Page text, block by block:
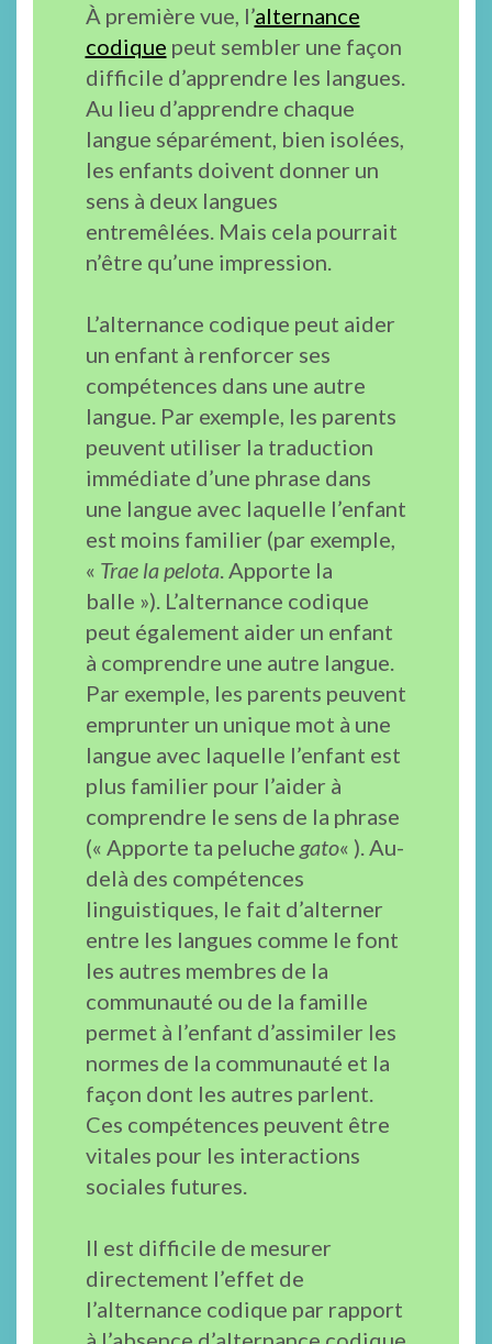
À première vue, l’alternance
codique peut sembler une façon
difficile d’apprendre les langues.
Au lieu d’apprendre chaque
langue séparément, bien isolées,
les enfants doivent donner un
sens à deux langues
entremêlées. Mais cela pourrait
n’être qu’une impression.
L’alternance codique peut aider
un enfant à renforcer ses
compétences dans une autre
langue. Par exemple, les parents
peuvent utiliser la traduction
immédiate d’une phrase dans
une langue avec laquelle l’enfant
est moins familier (par exemple,
« Trae la pelota. Apporte la
balle »). L’alternance codique
peut également aider un enfant
à comprendre une autre langue.
Par exemple, les parents peuvent
emprunter un unique mot à une
langue avec laquelle l’enfant est
plus familier pour l’aider à
comprendre le sens de la phrase
(« Apporte ta peluche gato« ). Au-
delà des compétences
linguistiques, le fait d’alterner
entre les langues comme le font
les autres membres de la
communauté ou de la famille
permet à l’enfant d’assimiler les
normes de la communauté et la
façon dont les autres parlent.
Ces compétences peuvent être
vitales pour les interactions
sociales futures.
Il est difficile de mesurer
directement l’effet de
l’alternance codique par rapport